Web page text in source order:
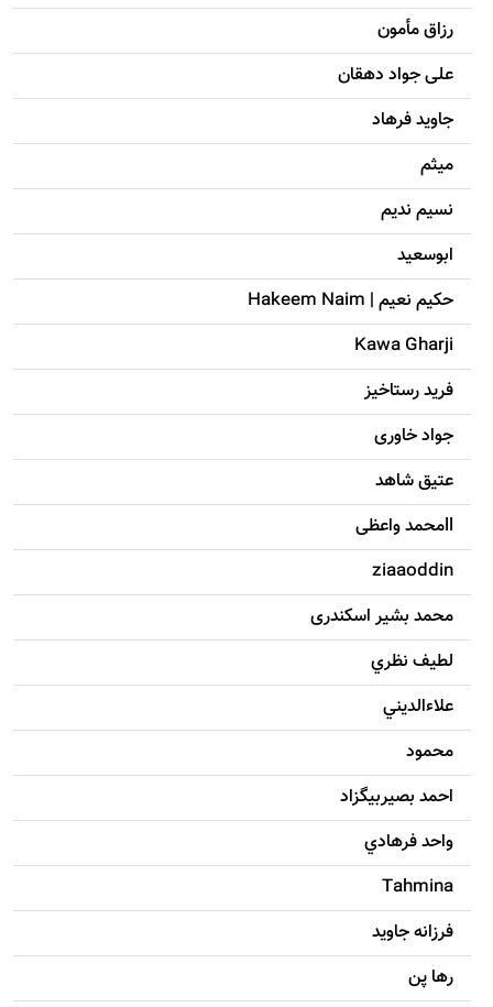
رزاق مأمون
علی جواد دهقان
جاويد فرهاد
میثم
نسیم ندیم
ابوسعيد
حکيم نعيم | Hakeem Naim
Kawa Gharji
فرید رستاخیز
جواد خاوری
عتیق شاهد
llمحمد واعظی
ziaaoddin
محمد بشیر اسکندری
لطيف نظري
علاءالديني
محمود
احمد بصيربيگزاد
واحد فرهادي
Tahmina
فرزانه جاويد
رها پن